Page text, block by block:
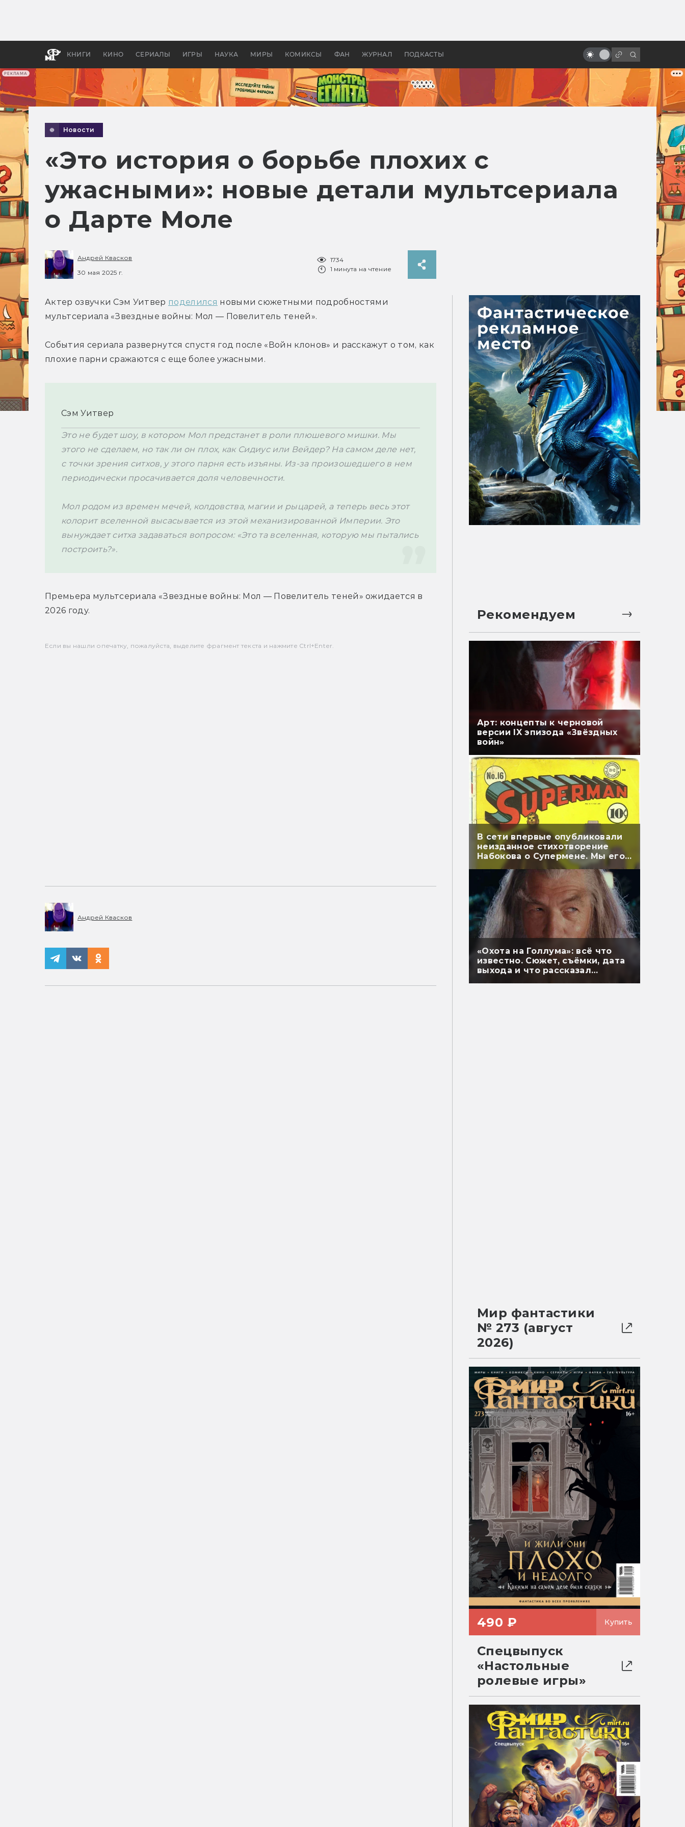
РЕКЛАМА
КНИГИ КИНО СЕРИАЛЫ ИГРЫ НАУКА МИРЫ КОМИКСЫ ФАН ЖУРНАЛ ПОДКАСТЫ
бы «Властелина колец»
Древней Грецией
Заблуждения: Космос в кино
Новости
«Это история о борьбе плохих с
ужасными»: новые детали мультсериала
о Дарте Моле
Андрей Квасков
30 мая 2025 г.
1734
1 минута на чтение
Актер озвучки Сэм Уитвер поделился новыми сюжетными подробностями
мультсериала «Звездные войны: Мол — Повелитель теней».
События сериала развернутся спустя год после «Войн клонов» и расскажут о том, как
плохие парни сражаются с еще более ужасными.
Сэм Уитвер
Это не будет шоу, в котором Мол предстанет в роли плюшевого мишки. Мы
этого не сделаем, но так ли он плох, как Сидиус или Вейдер? На самом деле нет,
с точки зрения ситхов, у этого парня есть изъяны. Из-за произошедшего в нем
периодически просачивается доля человечности.
Мол родом из времен мечей, колдовства, магии и рыцарей, а теперь весь этот
колорит вселенной высасывается из этой механизированной Империи. Это
вынуждает ситха задаваться вопросом: «Это та вселенная, которую мы пытались
построить?».
Премьера мультсериала «Звездные войны: Мол — Повелитель теней» ожидается в
2026 году.
Если вы нашли опечатку, пожалуйста, выделите фрагмент текста и нажмите Ctrl+Enter.
Андрей Квасков
Рекомендуем
Арт: концепты к черновой
версии IX эпизода «Звёздных
войн»
В сети впервые опубликовали
неизданное стихотворение
Набокова о Супермене. Мы его
перевели
«Охота на Голлума»: всё что
известно. Сюжет, съёмки, дата
выхода и что рассказал
Мир фантастики
№ 273 (август
2026)
490 ₽ Купить
Спецвыпуск
«Настольные
ролевые игры»